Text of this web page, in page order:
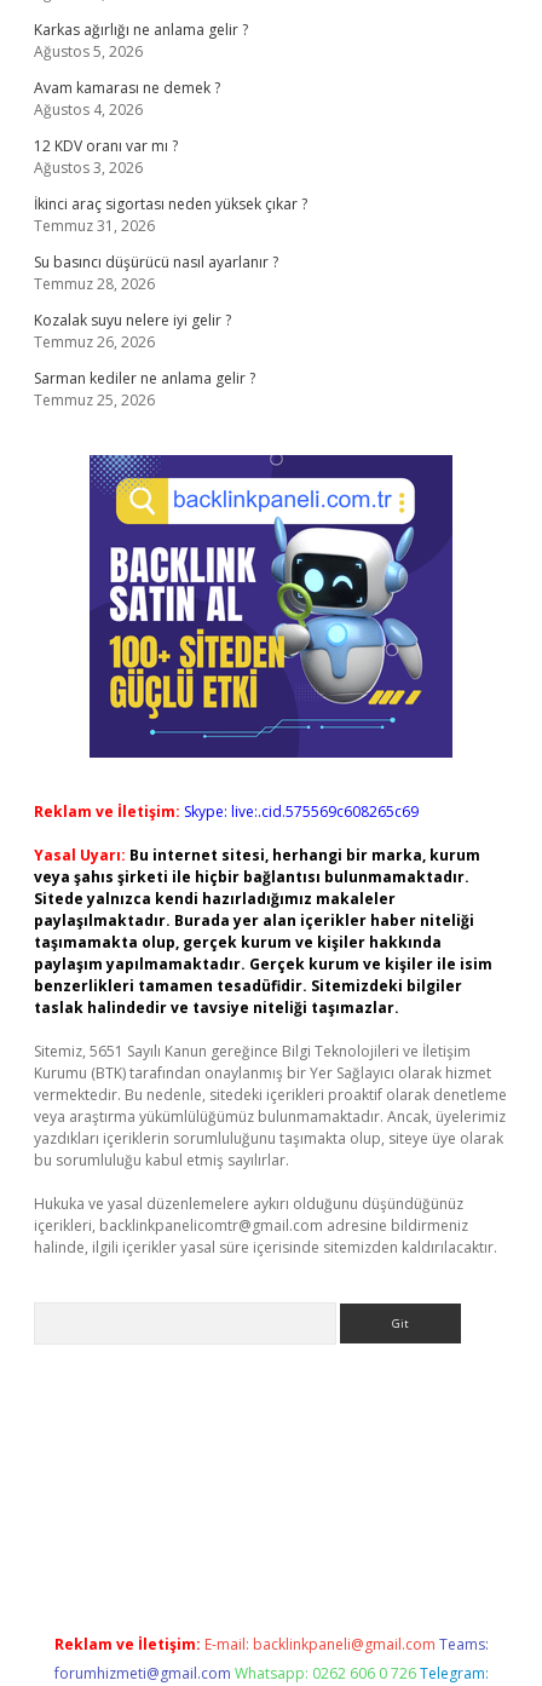
Karkas ağırlığı ne anlama gelir ?
Ağustos 5, 2026
Avam kamarası ne demek ?
Ağustos 4, 2026
12 KDV oranı var mı ?
Ağustos 3, 2026
İkinci araç sigortası neden yüksek çıkar ?
Temmuz 31, 2026
Su basıncı düşürücü nasıl ayarlanır ?
Temmuz 28, 2026
Kozalak suyu nelere iyi gelir ?
Temmuz 26, 2026
Sarman kediler ne anlama gelir ?
Temmuz 25, 2026
Reklam ve İletişim: Skype: live:.cid.575569c608265c69
Yasal Uyarı: Bu internet sitesi, herhangi bir marka, kurum
veya şahıs şirketi ile hiçbir bağlantısı bulunmamaktadır.
Sitede yalnızca kendi hazırladığımız makaleler
paylaşılmaktadır. Burada yer alan içerikler haber niteliği
taşımamakta olup, gerçek kurum ve kişiler hakkında
paylaşım yapılmamaktadır. Gerçek kurum ve kişiler ile isim
benzerlikleri tamamen tesadüfidir. Sitemizdeki bilgiler
taslak halindedir ve tavsiye niteliği taşımazlar.
Sitemiz, 5651 Sayılı Kanun gereğince Bilgi Teknolojileri ve İletişim
Kurumu (BTK) tarafından onaylanmış bir Yer Sağlayıcı olarak hizmet
vermektedir. Bu nedenle, sitedeki içerikleri proaktif olarak denetleme
veya araştırma yükümlülüğümüz bulunmamaktadır. Ancak, üyelerimiz
yazdıkları içeriklerin sorumluluğunu taşımakta olup, siteye üye olarak
bu sorumluluğu kabul etmiş sayılırlar.
Hukuka ve yasal düzenlemelere aykırı olduğunu düşündüğünüz
içerikleri, backlinkpanelicomtr@gmail.com adresine bildirmeniz
halinde, ilgili içerikler yasal süre içerisinde sitemizden kaldırılacaktır.
Reklam ve İletişim: E-mail: backlinkpaneli@gmail.com Teams:
forumhizmeti@gmail.com Whatsapp: 0262 606 0 726 Telegram: